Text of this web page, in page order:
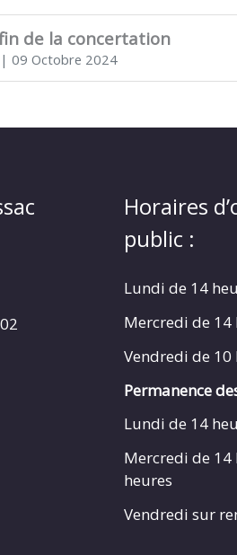
de la concertation
| 09 Octobre 2024
Horaires
public :
Lundi de 14
Mercredi de 14
Vendredi de 10
Permanence
Lundi de 14
Mercredi de 14
heures
Vendredi sur